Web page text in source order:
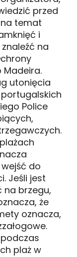
przed
temat
i
na
Madeira.
utonięcia
Police
do
Jeśli jest
na brzegu,
że
oznacza,
plaż w